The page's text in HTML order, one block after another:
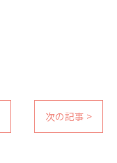
次の記事 >